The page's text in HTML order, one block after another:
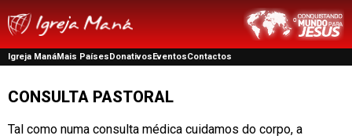
Igreja ManáMais PaísesDonativosEventosContactos
CONSULTA PASTORAL
Tal como numa consulta médica cuidamos do corpo, a